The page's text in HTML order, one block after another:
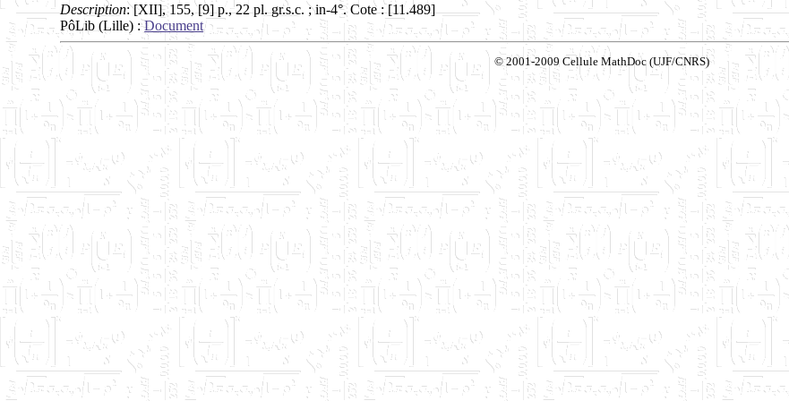
Description: [XII], 155, [9] p., 22 pl. gr.s.c. ; in-4°. Cote : [11.489]
PôLib (Lille) :Document
© 2001-2009 Cellule MathDoc (UJF/CNRS)